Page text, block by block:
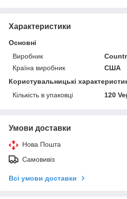
Характеристики
Основні
Виробник
Країна виробник
США
Користувальницькі
Кількість в упаковці
120
Умови доставки
Нова Пошта
Самовивіз
Всі умови доставки